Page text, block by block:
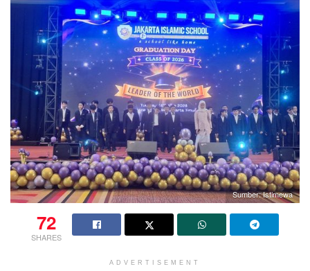
Sumber: Istimewa
72
SHARES
ADVERTISEMENT